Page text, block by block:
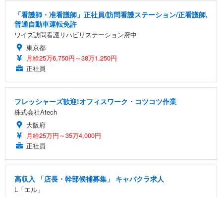
「看護師・准看護師」正社員/訪問看護ステーション/正看護師,
普通自動車運転免許
ワイズ訪問看護リハビリステーション府中
東京都
月給25万6,750円～38万1,250円
正社員
フレッシャーズ歓迎!オフィスワーク・コツコツ作業
株式会社Atech
大阪府
月給25万円～35万4,000円
正社員
高収入 「店長・幹部候補募集」 キャバクラ求人
L「エル」